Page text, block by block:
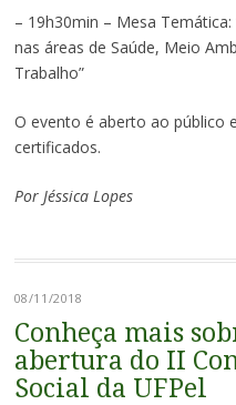
– 19h30min – Mesa
nas áreas de Saúde, Meio
Trabalho”
O evento é aberto ao público
certificados.
Por Jéssica Lopes
08/11/2018
Conheça mais
abertura do II
Social da UFPel